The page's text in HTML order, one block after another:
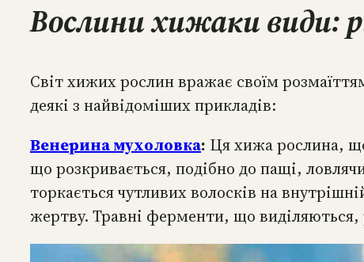
Вослини хижаки види:
Світ хижих рослин вражає своїм
деякі з найвідоміших прикладів:
Венерина мухоловка: Ця хижа рослина,
що розкривається, подібно до пащі,
торкається чутливих волосків на
жертву. Травні ферменти, що